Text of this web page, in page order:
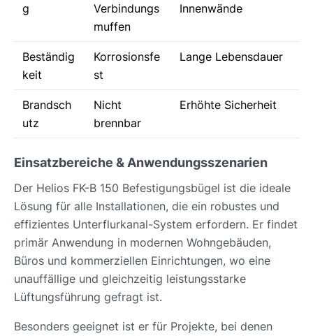
g
Verbindungs
muffen
Innenwände
Beständig
keit
Korrosionsfe
st
Lange Lebensdauer
Brandsch
utz
Nicht
brennbar
Erhöhte Sicherheit
Einsatzbereiche & Anwendungsszenarien
Der Helios FK-B 150 Befestigungsbügel ist die ideale
Lösung für alle Installationen, die ein robustes und
effizientes Unterflurkanal-System erfordern. Er findet
primär Anwendung in modernen Wohngebäuden,
Büros und kommerziellen Einrichtungen, wo eine
unauffällige und gleichzeitig leistungsstarke
Lüftungsführung gefragt ist.
Besonders geeignet ist er für Projekte, bei denen